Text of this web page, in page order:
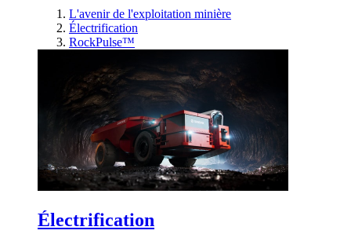
L'avenir de l'exploitation minière
Électrification
RockPulse™
Électrification